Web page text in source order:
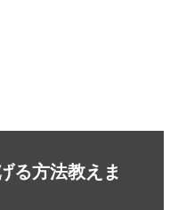
る方法教えま